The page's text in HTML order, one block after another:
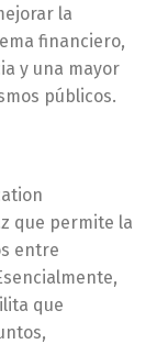
la
financiero,
y una mayor
públicos.
que permite la
entre
que